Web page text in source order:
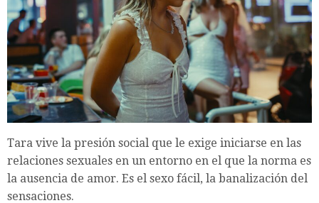
Tara vive la presión social que le exige iniciarse en las
relaciones sexuales en un entorno en el que la norma es
la ausencia de amor. Es el sexo fácil, la banalización del
sensaciones.